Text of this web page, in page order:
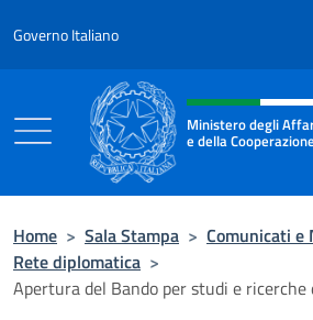
Governo Italiano
Intestazione sito,
Ministero degli
e della
Home > Sala Stampa > Comunicati e
Rete diplomatica >
Apertura del Bando per studi e ricerche